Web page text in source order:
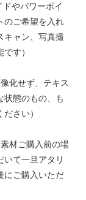
やパワーポイ
のご希望を入れ
キャン、写真撮
す）
化せず、テキス
状態のもの、も
さい）
材ご購入前の場
て一旦アタリ
にご購入いただ